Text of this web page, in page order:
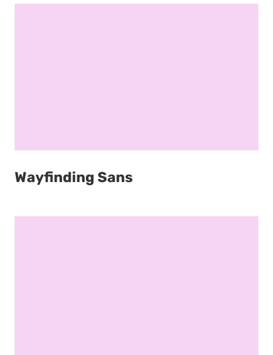
Wayfinding Sans